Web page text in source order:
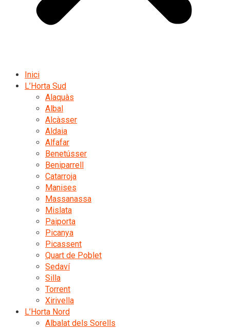
Inici
L’Horta Sud
Alaquàs
Albal
Alcàsser
Aldaia
Alfafar
Benetússer
Beniparrell
Catarroja
Manises
Massanassa
Mislata
Paiporta
Picanya
Picassent
Quart de Poblet
Sedaví
Silla
Torrent
Xirivella
L’Horta Nord
Albalat dels Sorells